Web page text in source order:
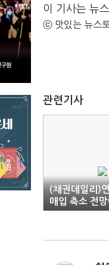
이 기사는 뉴
ⓒ 맛있는 뉴스
관련기사
(채권데일리)
매입 축소 전
채가격 '하락'